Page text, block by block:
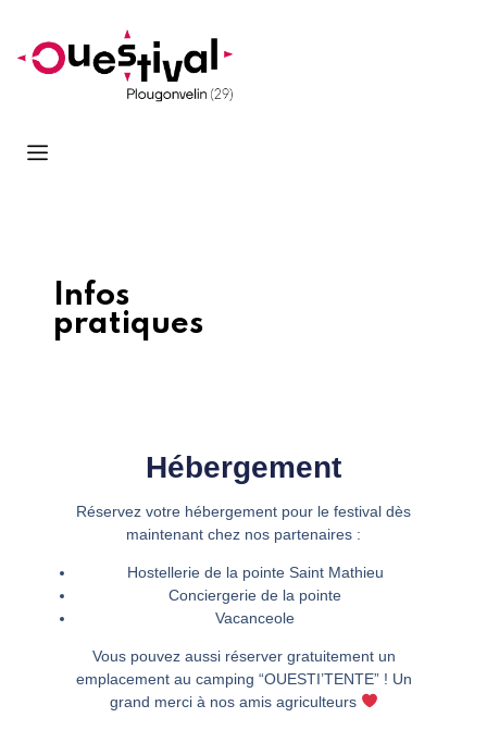
Infos
pratiques
Hébergement
Réservez votre hébergement pour le festival dès
maintenant chez nos partenaires :
Hostellerie de la pointe Saint Mathieu
Conciergerie de la pointe
Vacanceole
Vous pouvez aussi réserver gratuitement un
emplacement au camping “OUESTI’TENTE”! Un
grand merci à nos amis agriculteurs